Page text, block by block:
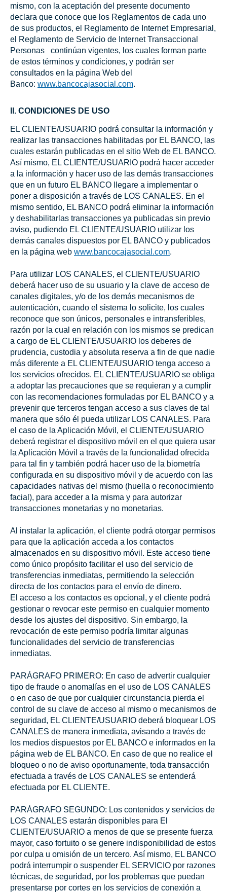
mismo, con la aceptación del presente documento
declara que conoce que los Reglamentos de cada uno
de sus productos, el Reglamento de Internet Empresarial,
el Reglamento de Servicio de Internet Transaccional
Personas continúan vigentes, los cuales forman parte
de estos términos y condiciones, y podrán ser
consultados en la página Web del
Banco: www.bancocajasocial.com.
II. CONDICIONES DE USO
EL CLIENTE/USUARIO podrá consultar la información y
realizar las transacciones habilitadas por EL BANCO, las
cuales estarán publicadas en el sitio Web de EL BANCO.
Así mismo, EL CLIENTE/USUARIO podrá hacer acceder
a la información y hacer uso de las demás transacciones
que en un futuro EL BANCO llegare a implementar o
poner a disposición a través de LOS CANALES. En el
mismo sentido, EL BANCO podrá eliminar la información
y deshabilitarlas transacciones ya publicadas sin previo
aviso, pudiendo EL CLIENTE/USUARIO utilizar los
demás canales dispuestos por EL BANCO y publicados
en la página web www.bancocajasocial.com.
Para utilizar LOS CANALES, el CLIENTE/USUARIO
deberá hacer uso de su usuario y la clave de acceso de
canales digitales, y/o de los demás mecanismos de
autenticación, cuando el sistema lo solicite, los cuales
reconoce que son únicos, personales e intransferibles,
razón por la cual en relación con los mismos se predican
a cargo de EL CLIENTE/USUARIO los deberes de
prudencia, custodia y absoluta reserva a fin de que nadie
más diferente a EL CLIENTE/USUARIO tenga acceso a
los servicios ofrecidos. EL CLIENTE/USUARIO se obliga
a adoptar las precauciones que se requieran y a cumplir
con las recomendaciones formuladas por EL BANCO y a
prevenir que terceros tengan acceso a sus claves de tal
manera que sólo él pueda utilizar LOS CANALES. Para
el caso de la Aplicación Móvil, el CLIENTE/USUARIO
deberá registrar el dispositivo móvil en el que quiera usar
la Aplicación Móvil a través de la funcionalidad ofrecida
para tal fin y también podrá hacer uso de la biometría
configurada en su dispositivo móvil y de acuerdo con las
capacidades nativas del mismo (huella o reconocimiento
facial), para acceder a la misma y para autorizar
transacciones monetarias y no monetarias.
Al instalar la aplicación, el cliente podrá otorgar permisos
para que la aplicación acceda a los contactos
almacenados en su dispositivo móvil. Este acceso tiene
como único propósito facilitar el uso del servicio de
transferencias inmediatas, permitiendo la selección
directa de los contactos para el envío de dinero.
El acceso a los contactos es opcional, y el cliente podrá
gestionar o revocar este permiso en cualquier momento
desde los ajustes del dispositivo. Sin embargo, la
revocación de este permiso podría limitar algunas
funcionalidades del servicio de transferencias
inmediatas.
PARÁGRAFO PRIMERO: En caso de advertir cualquier
tipo de fraude o anomalías en el uso de LOS CANALES
o en caso de que por cualquier circunstancia pierda el
control de su clave de acceso al mismo o mecanismos de
seguridad, EL CLIENTE/USUARIO deberá bloquear LOS
CANALES de manera inmediata, avisando a través de
los medios dispuestos por EL BANCO e informados en la
página web de EL BANCO. En caso de que no realice el
bloqueo o no de aviso oportunamente, toda transacción
efectuada a través de LOS CANALES se entenderá
efectuada por EL CLIENTE.
PARÁGRAFO SEGUNDO: Los contenidos y servicios de
LOS CANALES estarán disponibles para El
CLIENTE/USUARIO a menos de que se presente fuerza
mayor, caso fortuito o se genere indisponibilidad de estos
por culpa u omisión de un tercero. Así mismo, EL BANCO
podrá interrumpir o suspender EL SERVICIO por razones
técnicas, de seguridad, por los problemas que puedan
presentarse por cortes en los servicios de conexión a